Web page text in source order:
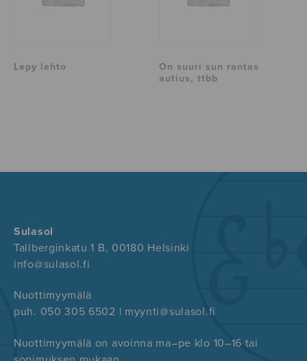
Lepy lehto
On suuri sun rantas
autius, ttbb
Sulasol
Tallberginkatu 1 B, 00180 Helsinki
info@sulasol.fi
Nuottimyymälä
puh. 050 305 6502 | myynti@sulasol.fi
Nuottimyymälä on avoinna ma–pe klo 10–16 tai